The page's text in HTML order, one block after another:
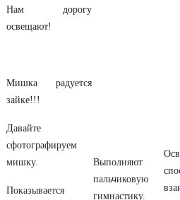
Нам дорогу
освещают!
Мишка радуется
зайке!!!
Давайте
сфотографируем
мишку.
Показывается
Выполняют
пальчиковую
гимнастику.